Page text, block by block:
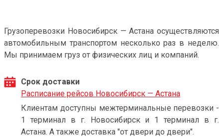
Грузоперевозки Новосибирск — Астана осуществляются
автомобильным транспортом несколько раз в неделю.
Мы принимаем груз от физических лиц и компаний.
Срок доставки
Расписание рейсов Новосибирск — Астана
Клиентам доступны межтерминальные перевозки -
1 терминал в г. Новосибирск и 1 терминал в г.
Астана. А также доставка "от двери до двери".